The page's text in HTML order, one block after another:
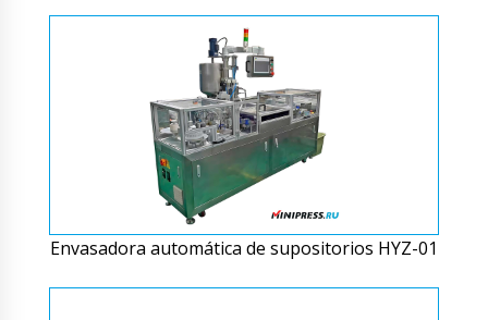
Envasadora automática de supositorios HYZ-01